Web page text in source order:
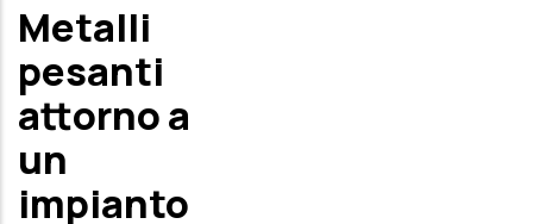
Metalli
pesanti
attorno a
un
impianto